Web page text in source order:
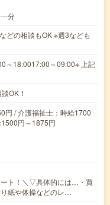
分
どの相談もOK ※週3なども
～18:0017:00～09:00※ 上記
OK！
円 / 介護福祉士：時給1700
円～1875円
ート！＼▽具体的には…・買
紙や体操などのレ…